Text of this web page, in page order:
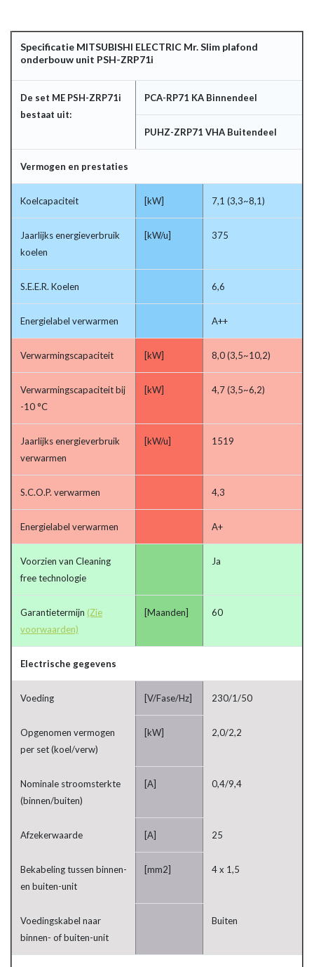
Specificatie MITSUBISHI ELECTRIC Mr. Slim plafond
onderbouw unit PSH-ZRP71i
De set ME PSH-ZRP71i
bestaat uit:
PCA-RP71 KA Binnendeel
PUHZ-ZRP71 VHA Buitendeel
Vermogen en prestaties
Koelcapaciteit [kW] 7,1 (3,3~8,1)
Jaarlijks energieverbruik
koelen
[kW/u] 375
S.E.E.R. Koelen 6,6
Energielabel verwarmen A++
Verwarmingscapaciteit [kW] 8,0 (3,5~10,2)
Verwarmingscapaciteit bij
-10 °C
[kW] 4,7 (3,5~6,2)
Jaarlijks energieverbruik
verwarmen
[kW/u] 1519
S.C.O.P. verwarmen 4,3
Energielabel verwarmen A+
Voorzien van Cleaning
free technologie
Ja
Garantietermijn (Zie
voorwaarden)
[Maanden] 60
Electrische gegevens
Voeding [V/Fase/Hz] 230/1/50
Opgenomen vermogen
per set (koel/verw)
[kW] 2,0/2,2
Nominale stroomsterkte
(binnen/buiten)
[A] 0,4/9,4
Afzekerwaarde [A] 25
Bekabeling tussen binnen-
en buiten-unit
[mm2] 4 x 1,5
Voedingskabel naar
binnen- of buiten-unit
Buiten